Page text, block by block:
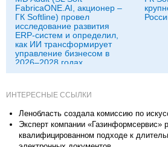
FabricaONE.AI, акционер –
ГК Softline) провел
исследование развития
ERP-систем и определил,
как ИИ трансформирует
управление бизнесом в
2026–2028 годах
ИНТЕРЕСНЫЕ ССЫЛКИ
Ленобласть создала комиссию по
Эксперт компании «Газинформсервис»
квалифицированном подходе к